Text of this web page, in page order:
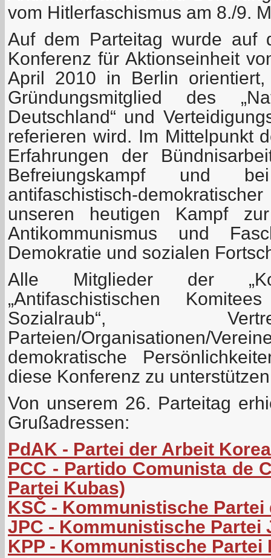
vom Hitlerfaschismus am 8./9.
Auf dem Parteitag wurde auf
Konferenz für Aktionseinheit
April 2010 in Berlin
Gründungsmitglied des
Deutschland“ und
referieren wird. Im Mittelpunkt
Erfahrungen der
Befreiungskampf und
antifaschistisch-
unseren heutigen Kampf
Antikommunismus und
Demokratie und sozialen
Alle Mitglieder der
„Antifaschistischen
Sozialraub“,
Parteien/Organisationen/
demokratische
diese Konferenz zu
Von unserem 26. Parteitag
Grußadressen:
PdAK - Partei der Arbeit
PCC - Partido Comunista de
Partei Kubas)
KSČ - Kommunistische
JPC - Kommunistische Partei
KPP - Kommunistische Partei